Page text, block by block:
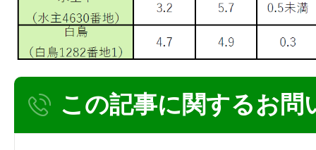
この記事に関するお問